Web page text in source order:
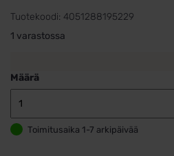
Tuotekoodi: 4051288195229
1 varastossa
Määrä
Toimitusaika 1-7 arkipäivää